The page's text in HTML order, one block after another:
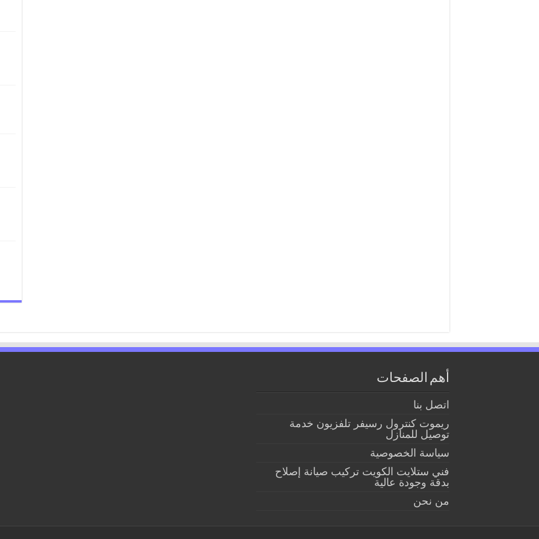
أهم الصفحات
اتصل بنا
ريموت كنترول رسيفر تلفزيون خدمة
توصيل للمنازل
سياسة الخصوصية
فني ستلايت الكويت تركيب صيانة إصلاح
بدقة وجودة عالية
من نحن